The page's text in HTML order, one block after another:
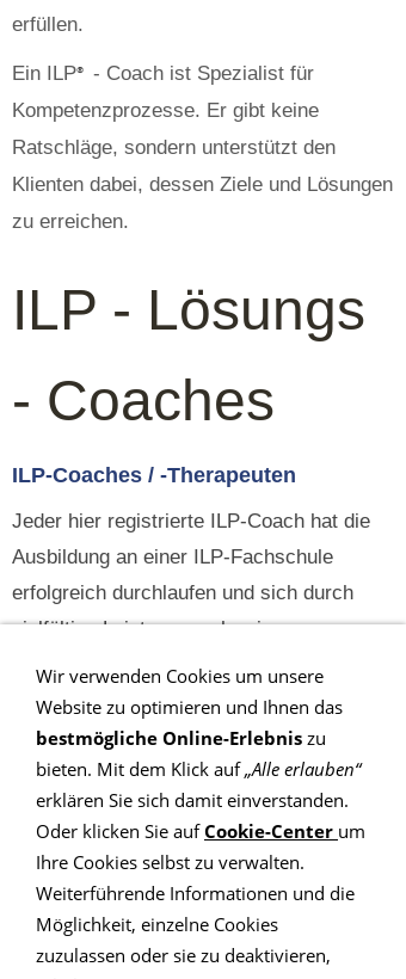
erfüllen.
Ein ILP® - Coach ist Spezialist für
Kompetenzprozesse. Er gibt keine
Ratschläge, sondern unterstützt den
Klienten dabei, dessen Ziele und Lösungen
zu erreichen.
ILP - Lösungs
- Coaches
ILP-Coaches / -Therapeuten
Jeder hier registrierte ILP-Coach hat die
Ausbildung an einer ILP-Fachschule
erfolgreich durchlaufen und sich durch
vielfältige Leistungsnachweise
... hier weiterlesen
ILP - Businesscoaches
Mit der ILP -Ausbildung bieten wir einem
breiten Teilnehmer- kreis die Möglichkeit,
schnell und kompetent ein hochwirksames
psychologisches Handwerk ...hier
weiterlesen
ILP - Gesundheitscoaches
Wir verwenden Cookies um unsere
Website zu optimieren und Ihnen das
bestmögliche Online-Erlebnis zu
bieten. Mit dem Klick auf„Alle erlauben“
erklären Sie sich damit einverstanden.
Oder klicken Sie aufCookie-Center um
Ihre Cookies selbst zu verwalten.
Weiterführende Informationen und die
Möglichkeit, einzelne Cookies
zuzulassen oder sie zu deaktivieren,